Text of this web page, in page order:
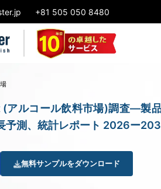
+81 505 050 8480
ルコール飲料市場)調査―製
予測、統計レポート 2026ー
無料サンプルをダウンロード